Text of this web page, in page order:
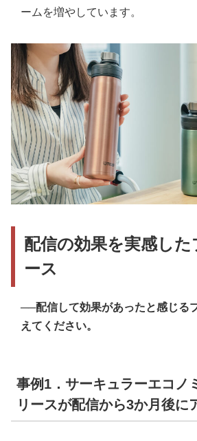
ームを増やしています。
配信の効果を実感した
ース
──配信して効果があったと感じる
えてください。
事例1．サーキュラーエコノ
リースが配信から3か月後に